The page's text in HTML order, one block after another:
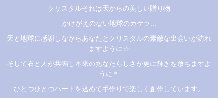
クリスタルそれは天からの美しい贈り物
かけがえのない地球のカケラ...
天と地球に感謝しながらあなたとクリスタルの素敵な出会いが訪れ
ますように☆
そして石と人が共鳴し本来のあなたらしさが更に輝きを放ちますよ
うに＊
ひとつひとつハートを込めて手作りで楽しく創作しています。